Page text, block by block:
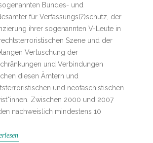
Bundes- und
für Verfassungs(?)schutz, der
ihrer sogenannten V-Leute in
Szene und der
Vertuschung der
und Verbindungen
diesen Ämtern und
und neofaschistischen
Zwischen 2000 und 2007
nachweislich mindestens 10